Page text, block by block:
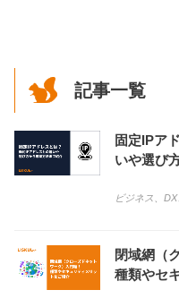
記事一覧
固定IPア
いや選び
ビジネス DX
閉域網（
種類やセ